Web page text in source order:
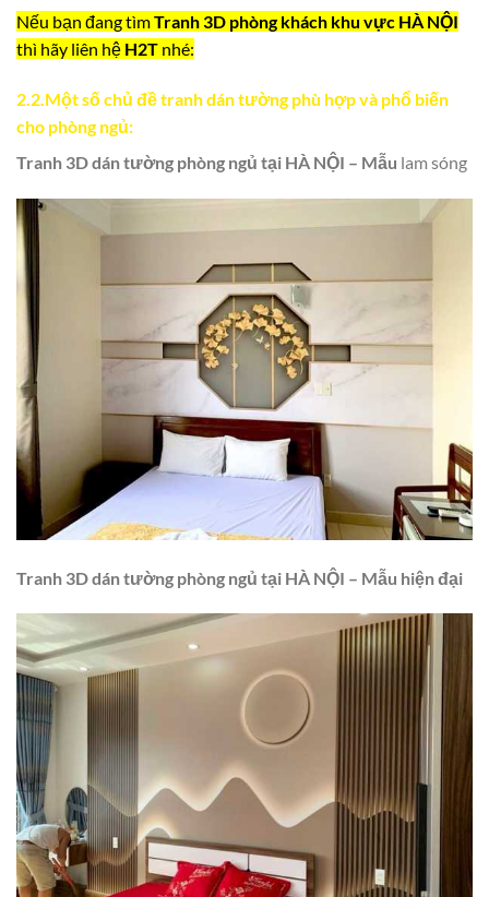
Nếu bạn đang tìmTranh 3D phòng khách khu vực HÀ NỘI
thì hãy liên hệ H2T nhé:
2.2.Một số chủ đề tranh dán tường phù hợp và phổ biến
cho phòng ngủ:
Tranh 3D dán tường phòng ngủ tại HÀ NỘI – Mẫu lam sóng
Tranh 3D dán tường phòng ngủ tại HÀ NỘI – Mẫu hiện đại